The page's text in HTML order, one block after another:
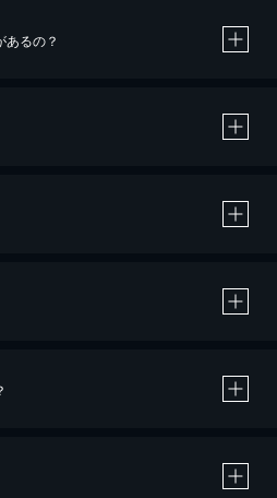
あるの？
カード決済による作品の購入 / レンタルです。